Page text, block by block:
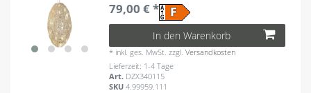
79,00 € *
In den Warenkorb
* inkl. ges. MwSt. zzgl.Versandkosten
Lieferzeit: 1-4 Tage
Art. DZX340115
SKU4.99959.111